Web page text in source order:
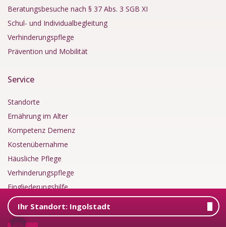
Ihr Standort: Ingolstadt
Beratungsbesuche nach § 37 Abs. 3 SGB XI
Schul- und Individualbegleitung
Verhinderungspflege
Prävention und Mobilität
Service
Standorte
Ernährung im Alter
Kompetenz Demenz
Kostenübernahme
Häusliche Pflege
Verhinderungspflege
Eingliederungshilfe
Podcast